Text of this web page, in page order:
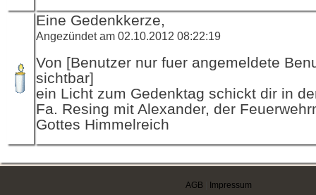
Eine Gedenkkerze,
Angezündet am 02.10.2012 08:22:19
Von [Benutzer nur fuer angemeldete
sichtbar]
ein Licht zum Gedenktag schickt dir in
Fa. Resing mit Alexander, der
Gottes Himmelreich
AGB Impressum